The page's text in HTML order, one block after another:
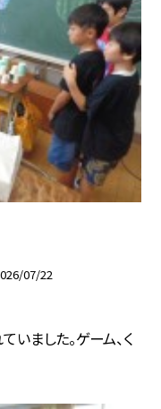
07/22
いました。ゲーム、く